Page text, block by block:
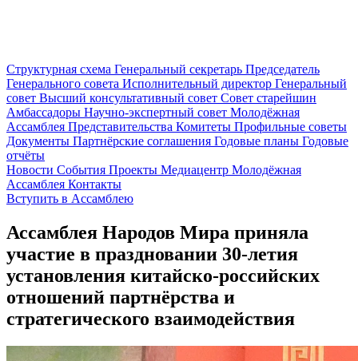
Структурная схема Генеральный секретарь Председатель
Генерального совета Исполнительный директор Генеральный
совет Высший консультативный совет Совет старейшин
Амбассадоры Научно-экспертный совет Молодёжная
Ассамблея Представительства Комитеты Профильные советы
Документы Партнёрские соглашения Годовые планы Годовые
отчёты
Новости События Проекты Медиацентр Молодёжная
Ассамблея Контакты
Вступить в Ассамблею
Ассамблея Народов Мира приняла
участие в праздновании 30-летия
установления китайско-российских
отношений партнёрства и
стратегического взаимодействия